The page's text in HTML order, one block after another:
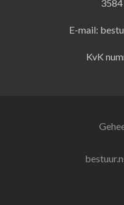
E-mail:
KvK